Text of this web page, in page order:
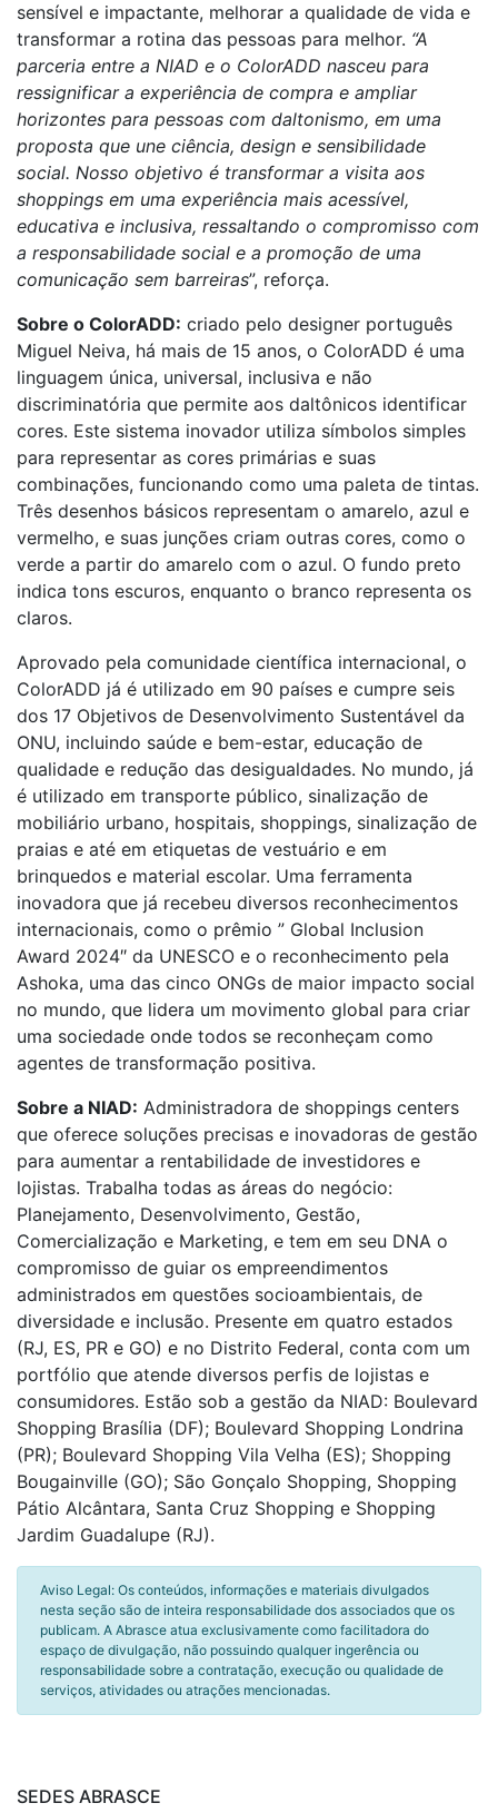
sensível e impactante, melhorar a qualidade de vida e
transformar a rotina das pessoas para melhor. “A
parceria entre a NIAD e o ColorADD nasceu para
ressignificar a experiência de compra e ampliar
horizontes para pessoas com daltonismo, em uma
proposta que une ciência, design e sensibilidade
social. Nosso objetivo é transformar a visita aos
shoppings em uma experiência mais acessível,
educativa e inclusiva, ressaltando o compromisso com
a responsabilidade social e a promoção de uma
comunicação sem barreiras”, reforça.
Sobre o ColorADD: criado pelo designer português
Miguel Neiva, há mais de 15 anos, o ColorADD é uma
linguagem única, universal, inclusiva e não
discriminatória que permite aos daltônicos identificar
cores. Este sistema inovador utiliza símbolos simples
para representar as cores primárias e suas
combinações, funcionando como uma paleta de tintas.
Três desenhos básicos representam o amarelo, azul e
vermelho, e suas junções criam outras cores, como o
verde a partir do amarelo com o azul. O fundo preto
indica tons escuros, enquanto o branco representa os
claros.
Aprovado pela comunidade científica internacional, o
ColorADD já é utilizado em 90 países e cumpre seis
dos 17 Objetivos de Desenvolvimento Sustentável da
ONU, incluindo saúde e bem-estar, educação de
qualidade e redução das desigualdades. No mundo, já
é utilizado em transporte público, sinalização de
mobiliário urbano, hospitais, shoppings, sinalização de
praias e até em etiquetas de vestuário e em
brinquedos e material escolar. Uma ferramenta
inovadora que já recebeu diversos reconhecimentos
internacionais, como o prêmio ” Global Inclusion
Award 2024″ da UNESCO e o reconhecimento pela
Ashoka, uma das cinco ONGs de maior impacto social
no mundo, que lidera um movimento global para criar
uma sociedade onde todos se reconheçam como
agentes de transformação positiva.
Sobre a NIAD: Administradora de shoppings centers
que oferece soluções precisas e inovadoras de gestão
para aumentar a rentabilidade de investidores e
lojistas. Trabalha todas as áreas do negócio:
Planejamento, Desenvolvimento, Gestão,
Comercialização e Marketing, e tem em seu DNA o
compromisso de guiar os empreendimentos
administrados em questões socioambientais, de
diversidade e inclusão. Presente em quatro estados
(RJ, ES, PR e GO) e no Distrito Federal, conta com um
portfólio que atende diversos perfis de lojistas e
consumidores. Estão sob a gestão da NIAD: Boulevard
Shopping Brasília (DF); Boulevard Shopping Londrina
(PR); Boulevard Shopping Vila Velha (ES); Shopping
Bougainville (GO); São Gonçalo Shopping, Shopping
Pátio Alcântara, Santa Cruz Shopping e Shopping
Jardim Guadalupe (RJ).
Aviso Legal: Os conteúdos, informações e materiais divulgados
nesta seção são de inteira responsabilidade dos associados que os
publicam. A Abrasce atua exclusivamente como facilitadora do
espaço de divulgação, não possuindo qualquer ingerência ou
responsabilidade sobre a contratação, execução ou qualidade de
serviços, atividades ou atrações mencionadas.
SEDES ABRASCE